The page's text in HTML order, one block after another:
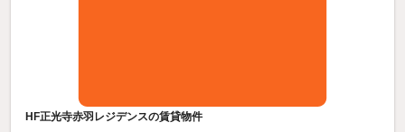
HF正光寺赤羽レジデンスの賃貸物件